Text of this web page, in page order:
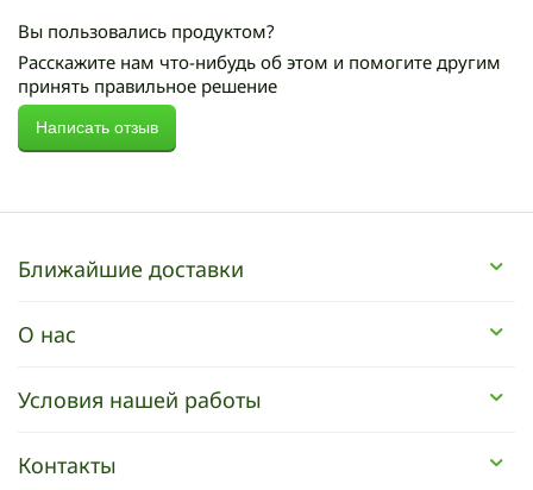
Вы пользовались продуктом?
Расскажите нам что-нибудь об этом и помогите другим
принять правильное решение
Написать отзыв
Ближайшие доставки
О нас
Условия нашей работы
Контакты